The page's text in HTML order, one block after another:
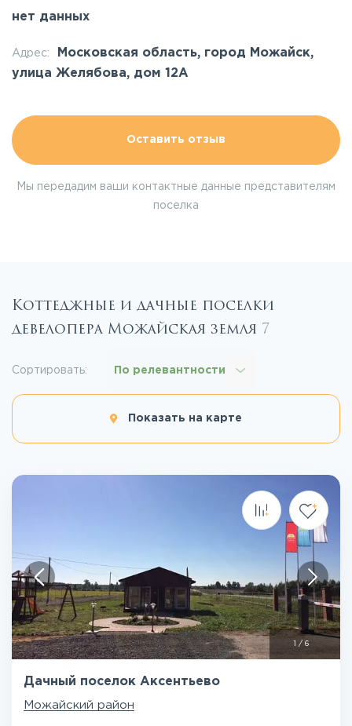
нет данных
Адрес:
Московская область, город Можайск,
улица Желябова, дом 12А
Оставить отзыв
Мы передадим ваши контактные данные представителям
поселка
Коттеджные и дачные поселки
девелопера Можайская земля 7
Показать на карте
Сортировать: По релевантности
/ 6
Дачный поселок Аксентьево
Можайский район